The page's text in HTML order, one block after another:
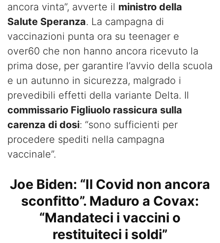
ancora vinta”, avverte il ministro della
Salute Speranza. La campagna di
vaccinazioni punta ora su teenager e
over60 che non hanno ancora ricevuto la
prima dose, per garantire l’avvio della scuola
e un autunno in sicurezza, malgrado i
prevedibili effetti della variante Delta. Il
commissario Figliuolo rassicura sulla
carenza di dosi: “sono sufficienti per
procedere spediti nella campagna
vaccinale”.
Joe Biden: “Il Covid non ancora
sconfitto”. Maduro a Covax:
“Mandateci i vaccini o
restituiteci i soldi”